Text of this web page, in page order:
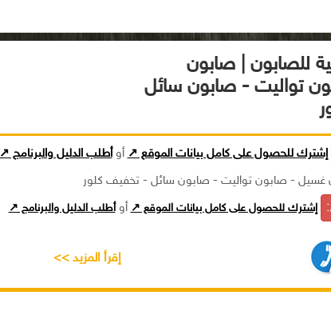
للصابون | صابون
تواليت - صابون سائل
إشترك للحصول على كامل بيانات الموقع ↗ أوأطلب الدليل والبرنامج ↗
غسيل - صابون تواليت - صابون سائل - تخفيف كلور
إشترك للحصول على كامل بيانات الموقع ↗ أوأطلب الدليل والبرنامج ↗
إقرأ المزيد >>